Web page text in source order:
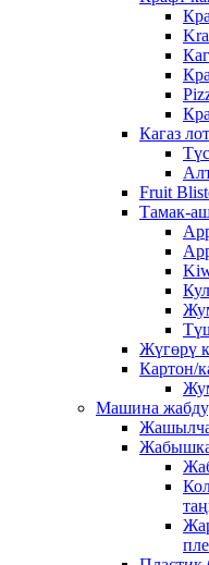
Кагаз
Fruit
Тамак-
Жүгөрү
Картон/
Машина